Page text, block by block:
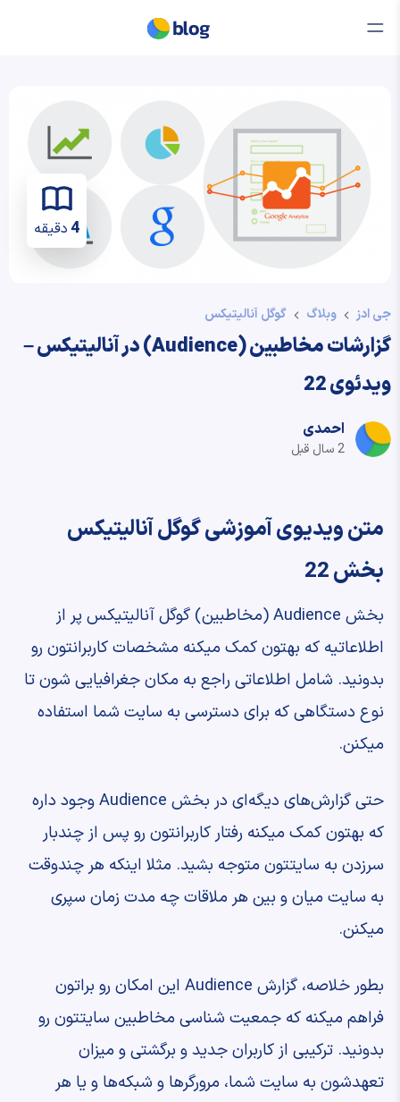
4 دقیقه
جی ادز وبلاگ گوگل آنالیتیکس
گزارشات مخاطبين (Audience) در آنالیتیکس –
ویدئوی 22
احمدی
2 سال قبل
متن ویدیوی آموزشی گوگل آنالیتیکس
بخش 22
‫بخش Audience (مخاطبین) گوگل آنالیتیکس ‫پر از
اطلاعاتیه که بهتون کمک میکنه ‫مشخصات کاربرانتون رو
بدونید. ‫شامل اطلاعاتی راجع به مکان جغرافیایی شون ‫تا
نوع دستگاهی که برای دسترسی به ‫سایت شما استفاده
میکنن.
‫حتی گزارش‌های دیگه‌ای در بخش ‫Audience وجود داره
‫که بهتون کمک میکنه رفتار کاربرانتون رو ‫پس از چندبار
سرزدن به سایتتون متوجه بشید. ‫مثلا اینکه هر چندوقت
به سایت میان ‫و بین هر ملاقات چه مدت زمان سپری
میکنن.
‫بطور خلاصه، گزارش Audience ‫این امکان رو براتون
فراهم میکنه ‫که جمعیت شناسی مخاطبین سایتتون رو
بدونید. ‫ترکیبی از کاربران جدید و برگشتی ‫و میزان
تعهدشون به سایت شما، ‫مرورگرها و شبکه‌ها و یا هر